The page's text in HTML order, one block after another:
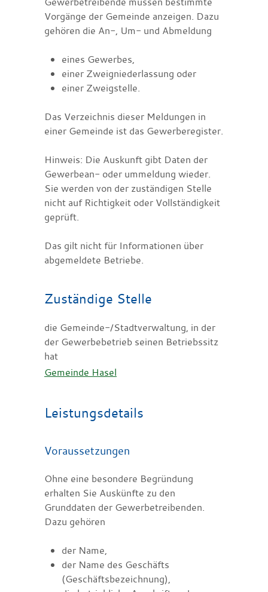
Vorgänge der Gemeinde anzeigen. Dazu
gehören die An-, Um- und Abmeldung
eines Gewerbes,
einer Zweigniederlassung oder
einer Zweigstelle.
Das Verzeichnis dieser Meldungen in
einer Gemeinde ist das Gewerberegister.
Hinweis: Die Auskunft gibt Daten der
Gewerbean- oder ummeldung wieder.
Sie werden von der zuständigen Stelle
nicht auf Richtigkeit oder Vollständigkeit
geprüft.
Das gilt nicht für Informationen über
abgemeldete Betriebe.
Zuständige Stelle
die Gemeinde-/Stadtverwaltung, in der
der Gewerbebetrieb seinen Betriebssitz
hat
Gemeinde Hasel
Leistungsdetails
Voraussetzungen
Ohne eine besondere Begründung
erhalten Sie Auskünfte zu den
Grunddaten der Gewerbetreibenden.
Dazu gehören
der Name,
der Name des Geschäfts
(Geschäftsbezeichnung),